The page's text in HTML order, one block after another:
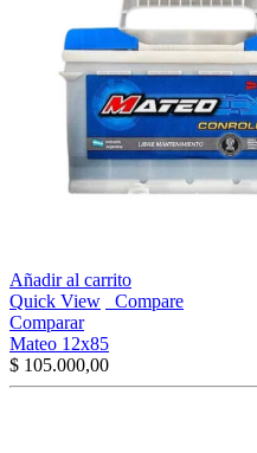
Añadir al carrito
Quick View
Compare
Comparar
Mateo 12x85
$ 105.000,00